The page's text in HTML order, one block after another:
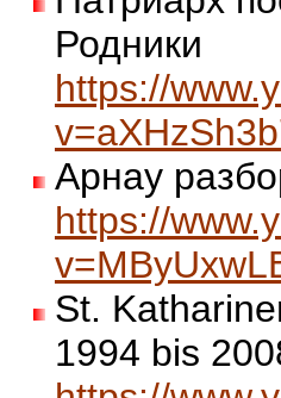
Родники
https://
Арнау
https://
St.
1994 bis